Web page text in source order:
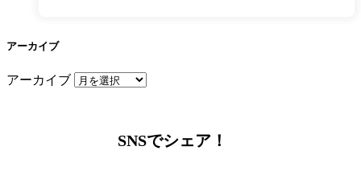
アーカイブ
アーカイブ
SNSでシェア！